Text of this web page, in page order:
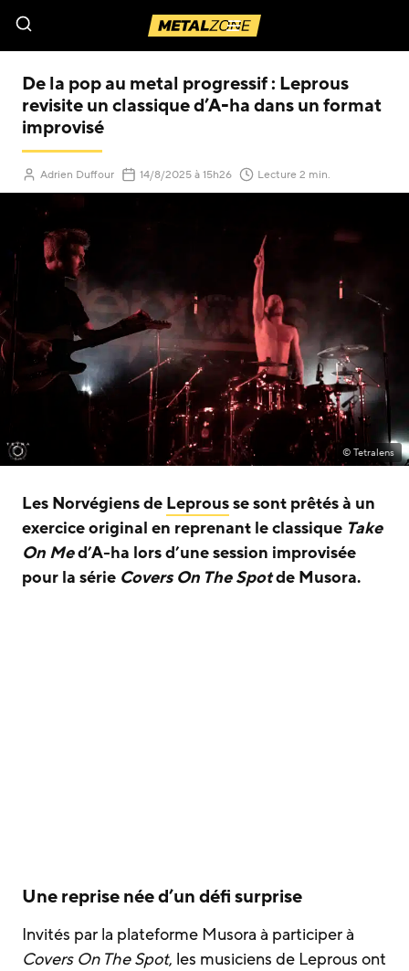
Menu
De la pop au metal progressif : Leprous
revisite un classique d’A-ha dans un format
improvisé
Adrien Duffour 14/8/2025(Mis à jour le)
à 15h26 Lecture 2 min.
© Tetralens
Les Norvégiens de Leprousse sont prêtés à un
exercice original en reprenant le classique Take
On Med’A-ha lors d’une session improvisée
pour la série Covers On The Spotde Musora.
Une reprise née d’un défi surprise
Invités par la plateforme Musora à participer à
Covers On The Spot, les musiciens de Leprous ont